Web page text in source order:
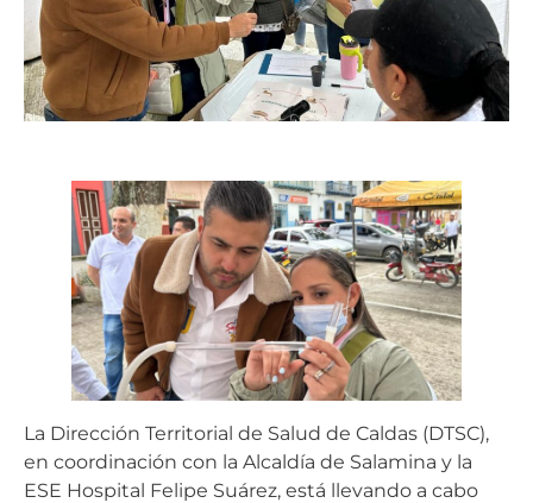
La Dirección Territorial de Salud de Caldas (DTSC),
en coordinación con la Alcaldía de Salamina y la
ESE Hospital Felipe Suárez, está llevando a cabo